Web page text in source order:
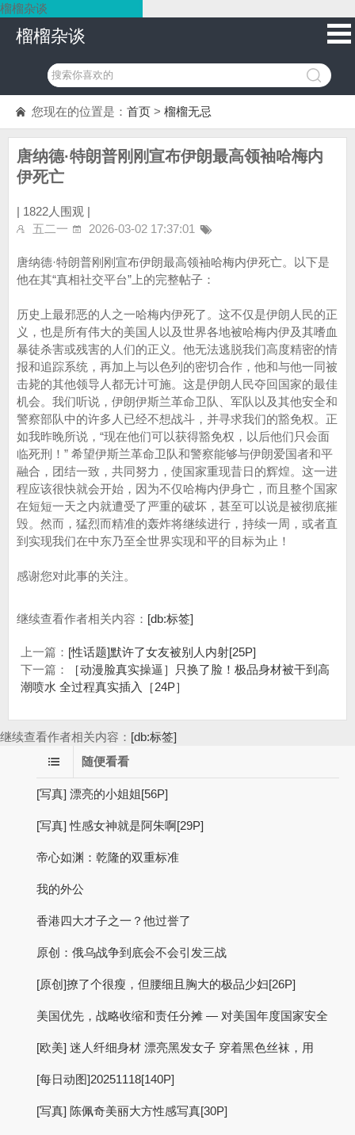
榴榴杂谈
榴榴杂谈
您现在的位置是： 首页 > 榴榴无忌
唐纳德·特朗普刚刚宣布伊朗最高领袖哈梅内
伊死亡
| 1822人围观 |
五二一
2026-03-02 17:37:01
唐纳德·特朗普刚刚宣布伊朗最高领袖哈梅内伊死亡。以下是
他在其“真相社交平台”上的完整帖子：
历史上最邪恶的人之一哈梅内伊死了。这不仅是伊朗人民的正
义，也是所有伟大的美国人以及世界各地被哈梅内伊及其嗜血
暴徒杀害或残害的人们的正义。他无法逃脱我们高度精密的情
报和追踪系统，再加上与以色列的密切合作，他和与他一同被
击毙的其他领导人都无计可施。这是伊朗人民夺回国家的最佳
机会。我们听说，伊朗伊斯兰革命卫队、军队以及其他安全和
警察部队中的许多人已经不想战斗，并寻求我们的豁免权。正
如我昨晚所说，“现在他们可以获得豁免权，以后他们只会面
临死刑！” 希望伊斯兰革命卫队和警察能够与伊朗爱国者和平
融合，团结一致，共同努力，使国家重现昔日的辉煌。这一进
程应该很快就会开始，因为不仅哈梅内伊身亡，而且整个国家
在短短一天之内就遭受了严重的破坏，甚至可以说是被彻底摧
毁。然而，猛烈而精准的轰炸将继续进行，持续一周，或者直
到实现我们在中东乃至全世界实现和平的目标为止！
感谢您对此事的关注。
继续查看作者相关内容： [db:标签]
上一篇： [性话题]默许了女友被别人内射[25P]
下一篇：
［动漫脸真实操逼］只换了脸！极品身材被干到高
潮喷水 全过程真实插入［24P］
继续查看作者相关内容： [db:标签]
随便看看
[写真] 漂亮的小姐姐[56P]
[写真] 性感女神就是阿朱啊[29P]
帝心如渊：乾隆的双重标准
我的外公
香港四大才子之一？他过誉了
原创：俄乌战争到底会不会引发三战
[原创]撩了个很瘦，但腰细且胸大的极品少妇[26P]
美国优先，战略收缩和责任分摊 — 对美国年度国家安全
[欧美] 迷人纤细身材 漂亮黑发女子 穿着黑色丝袜，用
[每日动图]20251118[140P]
[写真] 陈佩奇美丽大方性感写真[30P]